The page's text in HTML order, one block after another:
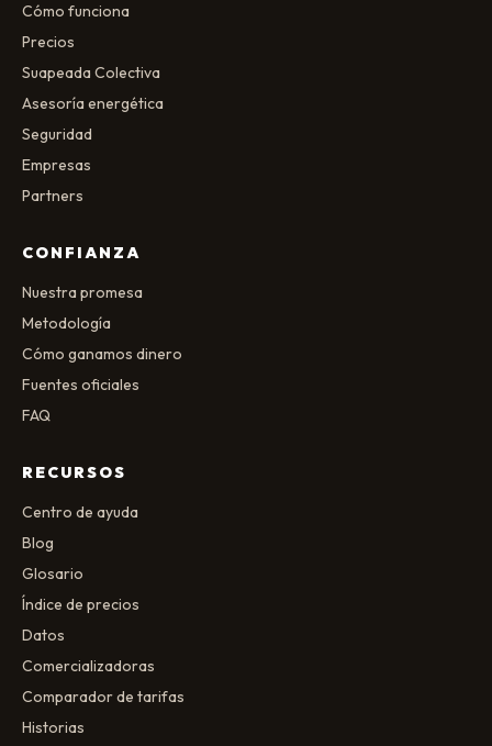
Cómo funciona
Precios
Suapeada Colectiva
Asesoría energética
Seguridad
Empresas
Partners
CONFIANZA
Nuestra promesa
Metodología
Cómo ganamos dinero
Fuentes oficiales
FAQ
RECURSOS
Centro de ayuda
Blog
Glosario
Índice de precios
Datos
Comercializadoras
Comparador de tarifas
Historias